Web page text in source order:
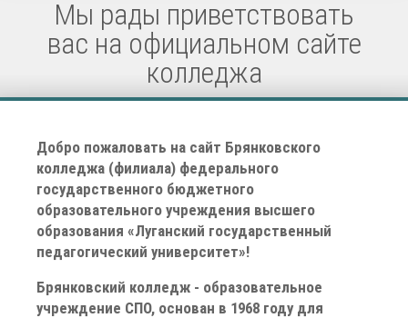
Мы рады приветствовать
вас на официальном сайте
колледжа
Добро пожаловать на сайт Брянковского
колледжа (филиала) федерального
государственного бюджетного
образовательного учреждения высшего
образования «Луганский государственный
педагогический университет»!
Брянковский колледж - образовательное
учреждение СПО, основан в 1968 году для